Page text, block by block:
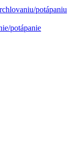
potápaniu
potápanie